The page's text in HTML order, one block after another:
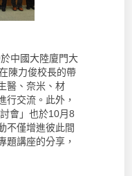
中國大陸廈門大
陳力俊校長的帶
醫、奈米、材
行交流。此外，
會」也於10月8
不僅增進彼此間
題講座的分享，